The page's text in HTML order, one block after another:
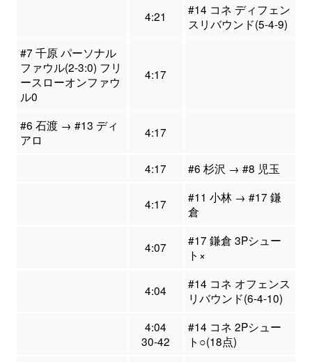
4:21
#14 コネ ディフェン
スリバウンド(5-4-9)
#7 千原 パーソナル
ファウル(2-3:0) フリ
ースローオンファウ
ル0
4:17
#6 石渡 → #13 ディ
アロ
4:17
4:17 #6 杉沢 → #8 児玉
4:17
#11 小林 → #17 鎌
倉
4:07
#17 鎌倉 3Pシュー
ト×
4:04
#14 コネ オフェンス
リバウンド(6-4-10)
4:04
30-42
#14 コネ 2Pシュー
ト○(18点)